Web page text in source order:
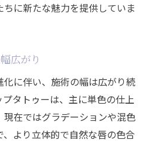
に新たな魅力を提供していま
広がり
化に伴い、施術の幅は広がり続
タトゥーは、主に単色の仕上
在ではグラデーションや混色
より立体的で自然な唇の色合